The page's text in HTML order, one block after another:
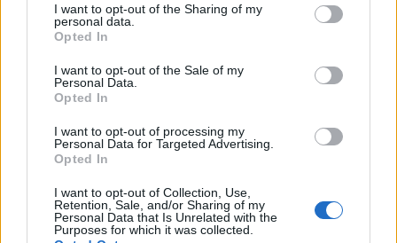
I want to opt-out of the Sharing of my
personal data.
Opted In
I want to opt-out of the Sale of my
Personal Data.
Opted In
I want to opt-out of processing my
Personal Data for Targeted Advertising.
Opted In
I want to opt-out of Collection, Use,
Retention, Sale, and/or Sharing of my
Personal Data that Is Unrelated with the
Purposes for which it was collected.
αποζημίωσης.
Η Επιτροπή εισάγει επίσης νέες υποχρεώσεις για τις
πλατφόρμες έκδοσης εισιτηρίων και τους
μεταφορείς, ώστε να διασφαλίζεται δίκαιη
παρουσίαση των ταξιδιωτικών επιλογών.
Τέλος, οι πλατφόρμες θα υποχρεούνται να
παρουσιάζουν τις προσφορές με ουδέτερο τρόπο,
συμπεριλαμβανομένης, όπου είναι εφικτό, της